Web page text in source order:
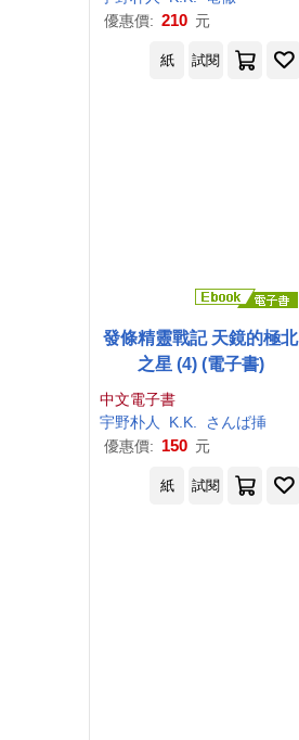
優惠價: 210 元
紙 試閱
發條精靈戰記 天鏡的極北
之星 (4) (電子書)
中文電子書
宇野朴人 K.K.
さんば挿
優惠價: 150 元
紙 試閱